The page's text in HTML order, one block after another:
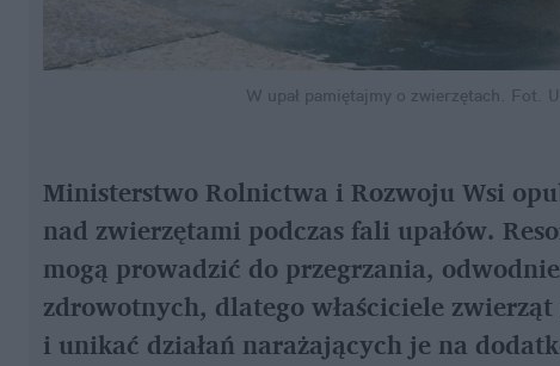
W upał pamiętajmy o zwierzętach. Fot.
Ministerstwo Rolnictwa i Rozwoju Wsi
nad zwierzętami podczas fali upałów.
mogą prowadzić do przegrzania,
zdrowotnych, dlatego właściciele
i unikać działań narażających je na